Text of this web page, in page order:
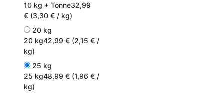
10 kg + Tonne32,99
€ (3,30 € / kg)
20 kg
20 kg42,99 € (2,15 € /
kg)
25 kg
25 kg48,99 € (1,96 € /
kg)